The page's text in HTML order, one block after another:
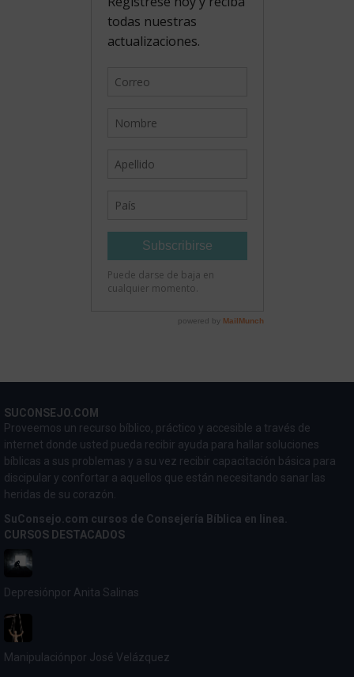
SUCONSEJO.COM
Proveemos un recurso bíblico, práctico y accesible a través de
internet donde usted pueda recibir ayuda para hallar soluciones
bíblicas a sus problemas y a su vez recibir capacitación básica para
discipular y confortar a aquellos que están necesitando sanar las
heridas de su corazón.
SuConsejo.com cursos de Consejería Bíblica en linea.
CURSOS DESTACADOS
Depresiónpor Anita Salinas
Manipulaciónpor José Velázquez